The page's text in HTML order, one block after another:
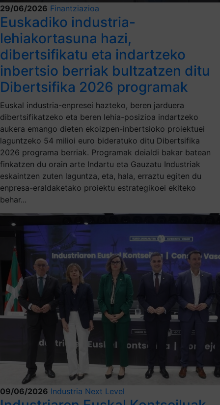
29/06/2026 Finantziazioa
Euskadiko industria-
lehiakortasuna hazi,
dibertsifikatu eta indartzeko
inbertsio berriak bultzatzen ditu
Dibertsifika 2026 programak
Euskal industria-enpresei hazteko, beren jarduera
dibertsifikatzeko eta beren lehia-posizioa indartzeko
aukera emango dieten ekoizpen-inbertsioko proiektuei
laguntzeko 54 milioi euro bideratuko ditu Dibertsifika
2026 programa berriak. Programak deialdi bakar batean
finkatzen du orain arte Indartu eta Gauzatu Industriak
eskaintzen zuten laguntza, eta, hala, erraztu egiten du
enpresa-eraldaketako proiektu estrategikoei ekiteko
behar...
09/06/2026 Industria Next Level